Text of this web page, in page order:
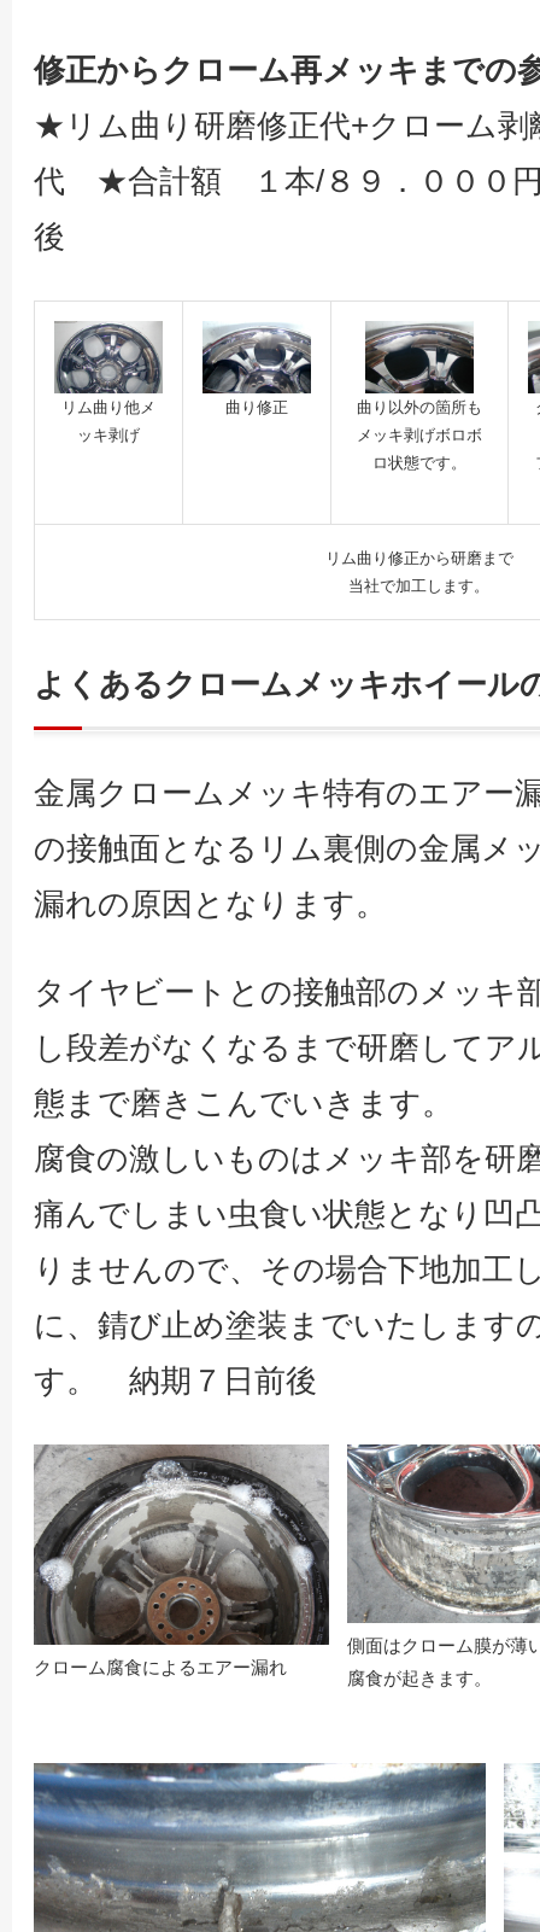
修正からクローム再メッキまでの
★リム曲り研磨修正代+クローム
代 ★合計額 １本/８９．０００
後
リム曲り他メ
ッキ剥げ
曲り修正
曲り以外の箇所も
メッキ剥げボロボ
ロ状態です。
リム曲り修正から研磨まで
当社で加工します。
よくあるクロームメッキホイール
金属クロームメッキ特有のエアー
の接触面となるリム裏側の金属メ
漏れの原因となります。
タイヤビートとの接触部のメッキ
し段差がなくなるまで研磨してア
態まで磨きこんでいきます。
腐食の激しいものはメッキ部を研
痛んでしまい虫食い状態となり凹
りませんので、その場合下地加工
に、錆び止め塗装までいたします
す。 納期７日前後
クローム腐食によるエアー漏れ
側面はクローム膜が薄
腐食が起きます。